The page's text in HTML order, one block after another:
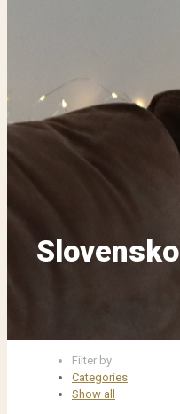
Slovensko
Filter by
Categories
Show all